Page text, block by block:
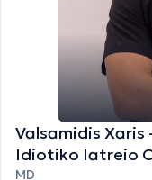
Valsamidis
Idiotiko Iatreio
MD